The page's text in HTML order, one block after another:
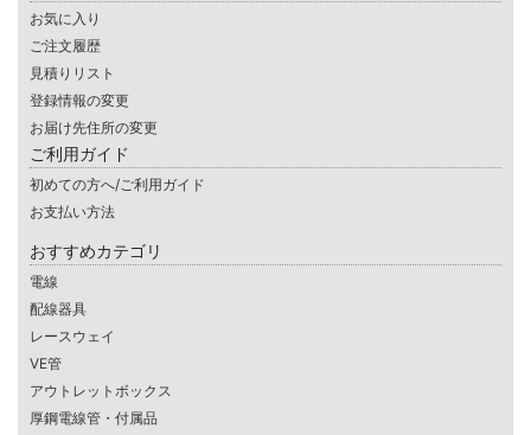
お気に入り
ご注文履歴
見積りリスト
登録情報の変更
お届け先住所の変更
ご利用ガイド
初めての方へ/ご利用ガイド
お支払い方法
おすすめカテゴリ
電線
配線器具
レースウェイ
VE管
アウトレットボックス
厚鋼電線管・付属品